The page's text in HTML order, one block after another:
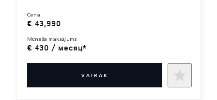
cena
€ 43,990
mēneša maksājums
€ 430 / месяц*
VAIRĀK